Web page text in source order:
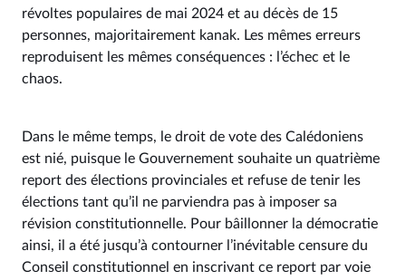
révoltes populaires de mai 2024 et au décès de 15
personnes, majoritairement kanak. Les mêmes erreurs
reproduisent les mêmes conséquences : l’échec et le
chaos.
Dans le même temps, le droit de vote des Calédoniens
est nié, puisque le Gouvernement souhaite un quatrième
report des élections provinciales et refuse de tenir les
élections tant qu’il ne parviendra pas à imposer sa
révision constitutionnelle. Pour bâillonner la démocratie
ainsi, il a été jusqu’à contourner l’inévitable censure du
Conseil constitutionnel en inscrivant ce report par voie